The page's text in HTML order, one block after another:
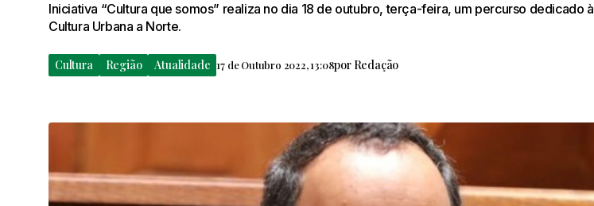
Iniciativa “Cultura que somos” realiza no dia 18 de outubro, terça-feira, um percurso dedicado à
Cultura Urbana a Norte.
Cultura Região Atualidade 17 de Outubro 2022, 13:08por Redação